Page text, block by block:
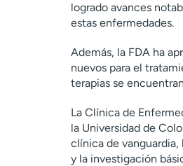
logrado avances
estas enfermedades.
Además, la FDA ha
nuevos para el
terapias se
La Clínica de
la Universidad de
clínica de
y la investigación